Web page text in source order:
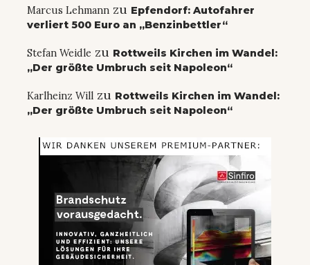
Marcus Lehmann zu Epfendorf: Autofahrer
verliert 500 Euro an „Benzinbettler“
Stefan Weidle zu Rottweils Kirchen im Wandel:
„Der größte Umbruch seit Napoleon“
Karlheinz Will zu Rottweils Kirchen im Wandel:
„Der größte Umbruch seit Napoleon“